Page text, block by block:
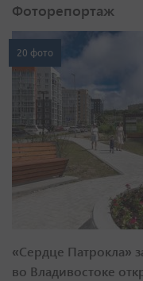
Фоторепортаж
20 фото
«Сердце Патрокла»
во Владивостоке